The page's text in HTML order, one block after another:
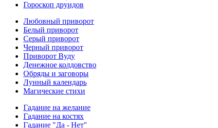
Гороскоп друидов
Любовный приворот
Белый приворот
Серый приворот
Черный приворот
Приворот Вуду
Денежное колдовство
Обряды и заговоры
Лунный календарь
Магические стихи
Гадание на желание
Гадание на костях
Гадание "Да - Нет"